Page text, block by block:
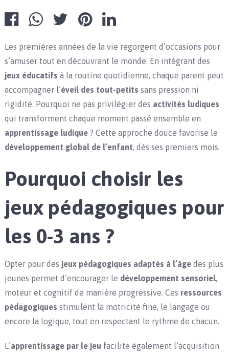
Les premières années de la vie regorgent d’occasions pour
s’amuser tout en découvrant le monde. En intégrant des
jeux éducatifs à la routine quotidienne, chaque parent peut
accompagner l’éveil des tout-petits sans pression ni
rigidité. Pourquoi ne pas privilégier des activités ludiques
qui transforment chaque moment passé ensemble en
apprentissage ludique? Cette approche douce favorise le
développement global de l’enfant, dès ses premiers mois.
Pourquoi choisir les
jeux pédagogiques pour
les 0-3 ans ?
Opter pour des jeux pédagogiques adaptés à l’âgedes plus
jeunes permet d’encourager le développement sensoriel,
moteur et cognitif de manière progressive. Ces ressources
pédagogiques stimulent la motricité fine, le langage ou
encore la logique, tout en respectant le rythme de chacun.
L’apprentissage par le jeu facilite également l’acquisition